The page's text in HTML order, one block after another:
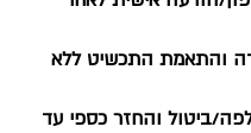
והתאמת התכשיט ללא
ביטול והחזר כספי עד